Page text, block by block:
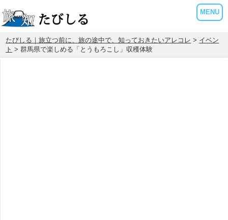
MENU
たびしる｜旅立つ前に、旅の途中で、知っておきたいアレコレ > イベン
ト > 群馬県で楽しめる「とうもろこし」収穫体験